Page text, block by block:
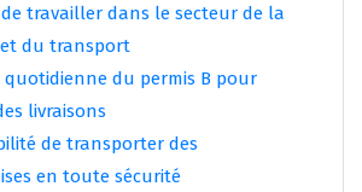
travailler dans le secteur de la
du transport
du permis B pour
livraisons
de transporter des
en toute sécurité